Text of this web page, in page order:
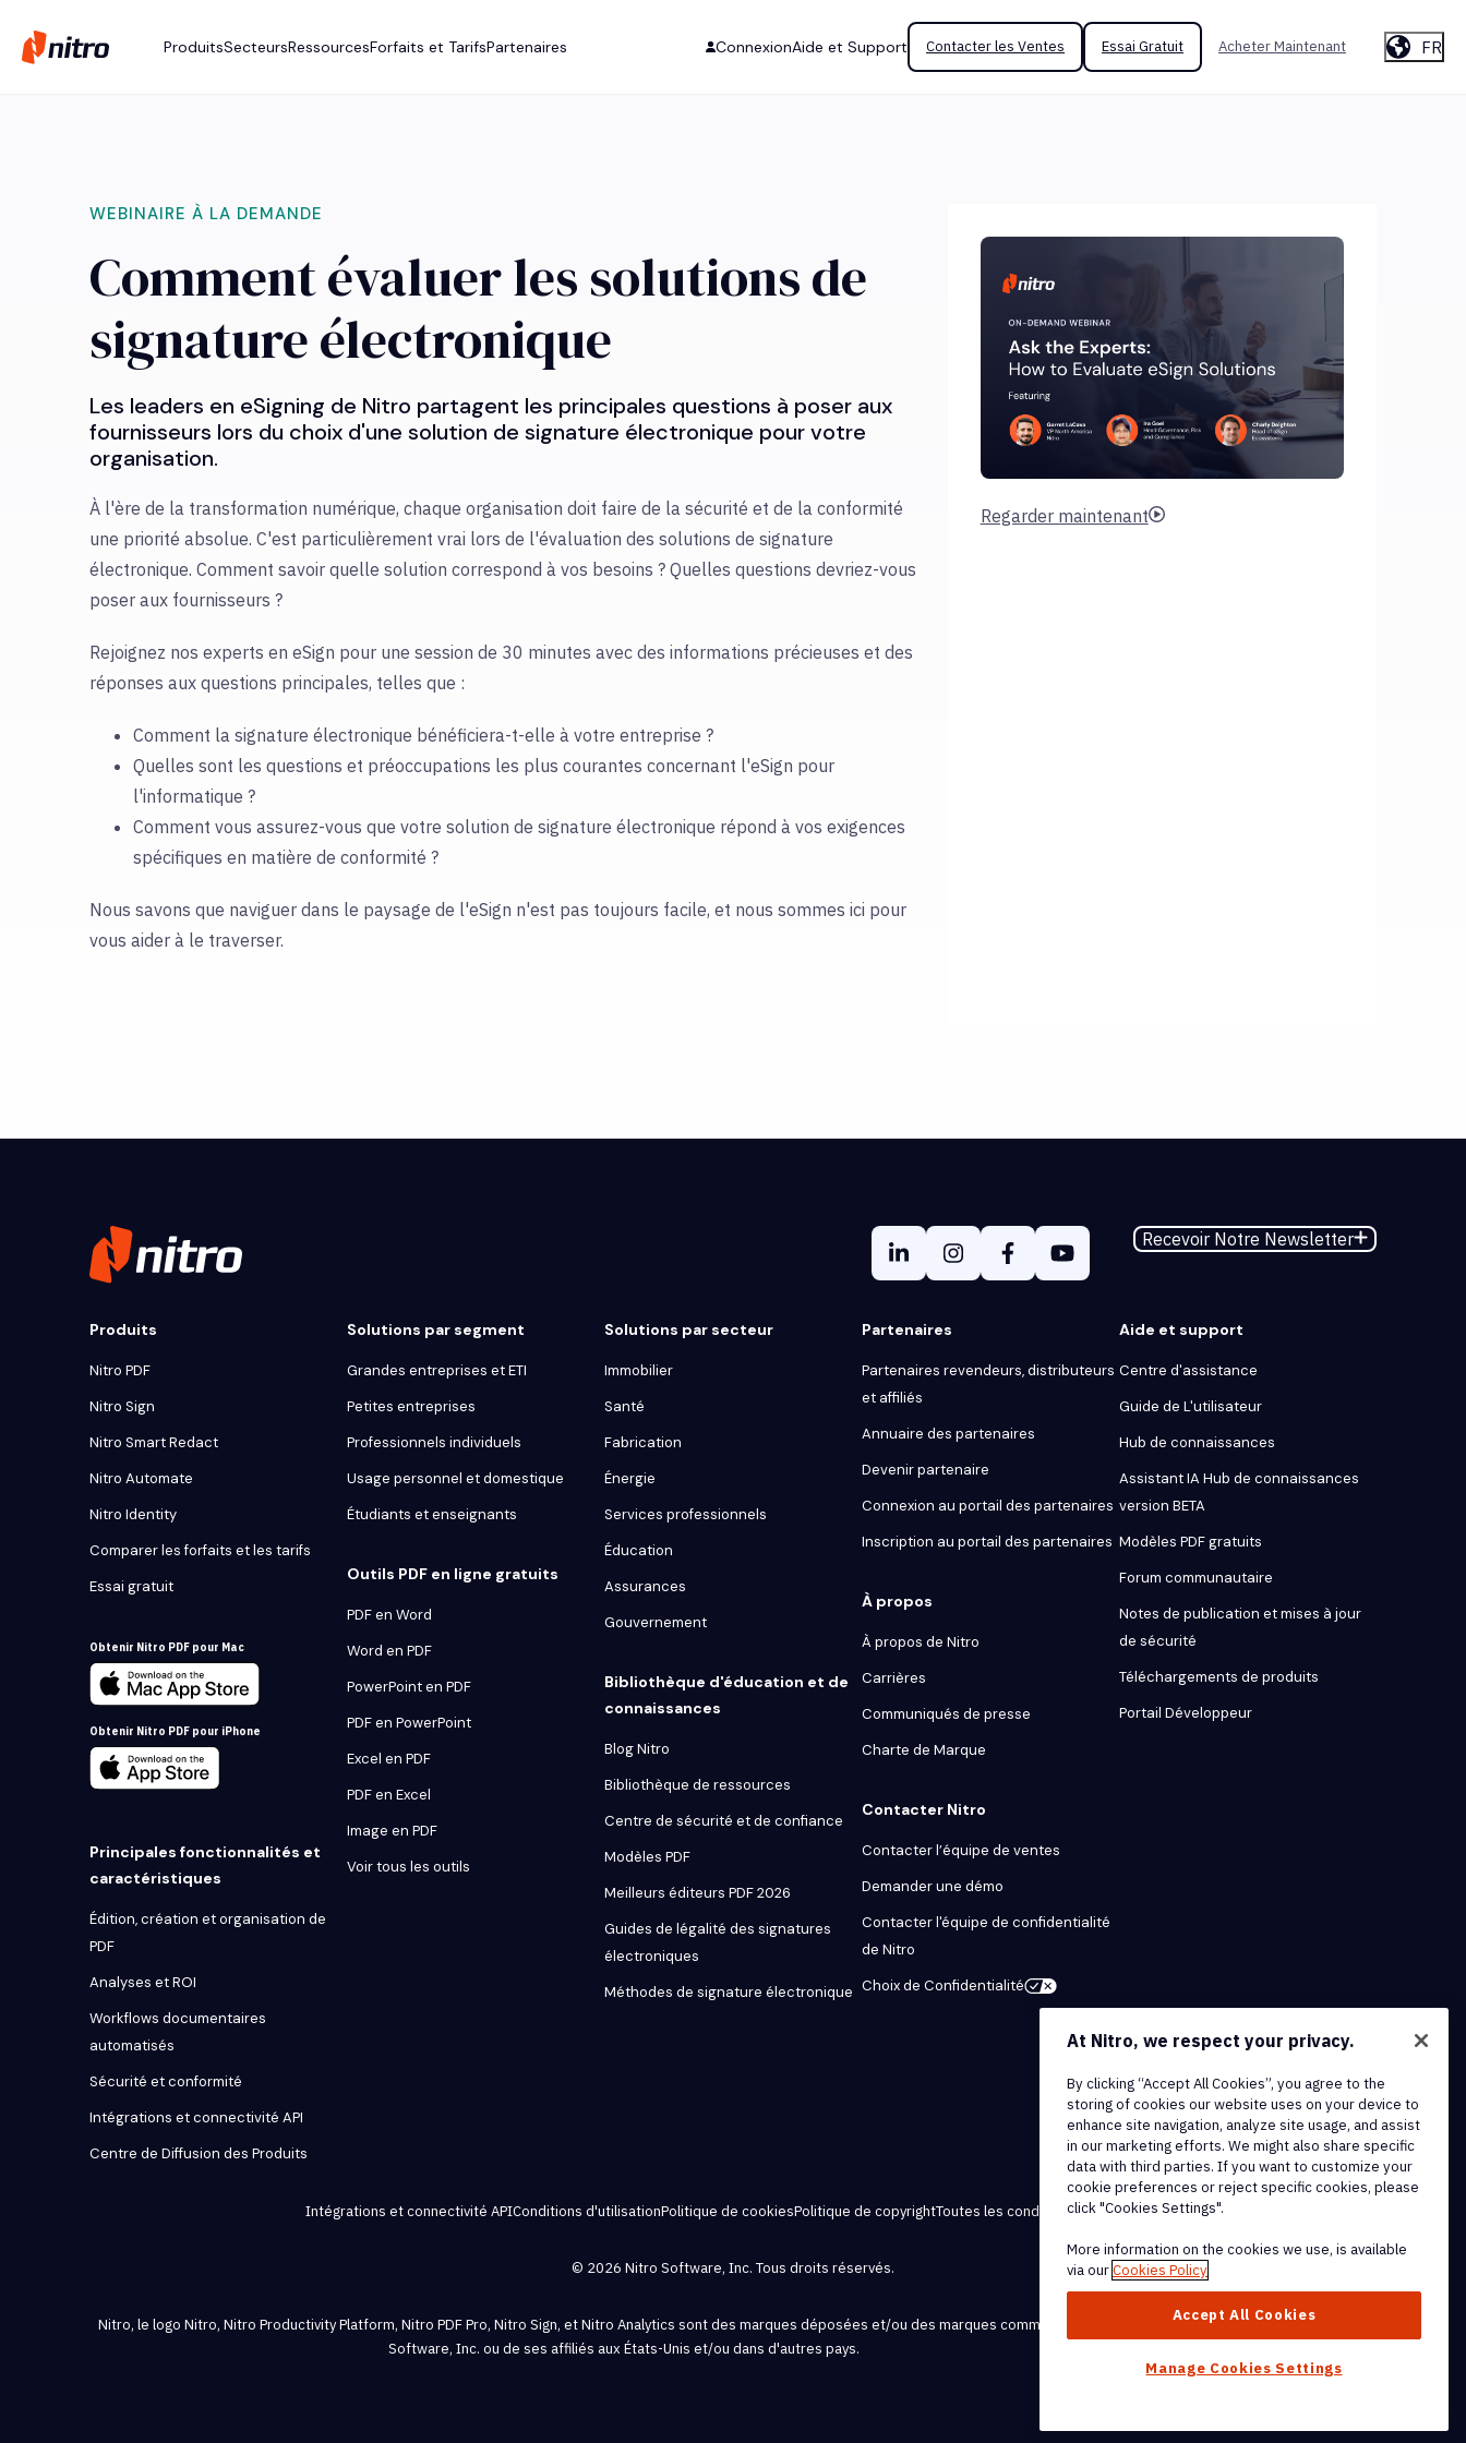
ProduitsSecteursRessourcesForfaits et TarifsPartenaires ConnexionAide et Support Contacter les Ventes Essai Gratuit Acheter Maintenant FR
WEBINAIRE À LA DEMANDE
Comment évaluer les solutions de
signature électronique
Les leaders en eSigning de Nitro partagent les principales questions à poser aux
fournisseurs lors du choix d'une solution de signature électronique pour votre
organisation.
À l'ère de la transformation numérique, chaque organisation doit faire de la sécurité et de la conformité
une priorité absolue. C'est particulièrement vrai lors de l'évaluation des solutions de signature
électronique. Comment savoir quelle solution correspond à vos besoins ? Quelles questions devriez-vous
poser aux fournisseurs ?
Rejoignez nos experts en eSign pour une session de 30 minutes avec des informations précieuses et des
réponses aux questions principales, telles que :
Comment la signature électronique bénéficiera-t-elle à votre entreprise ?
Quelles sont les questions et préoccupations les plus courantes concernant l'eSign pour
l'informatique ?
Comment vous assurez-vous que votre solution de signature électronique répond à vos exigences
spécifiques en matière de conformité ?
Nous savons que naviguer dans le paysage de l'eSign n'est pas toujours facile, et nous sommes ici pour
vous aider à le traverser.
Regarder maintenant
Recevoir Notre Newsletter
Produits
Nitro PDF
Nitro Sign
Nitro Smart Redact
Nitro Automate
Nitro Identity
Comparer les forfaits et les tarifs
Essai gratuit
Obtenir Nitro PDF pour Mac
Obtenir Nitro PDF pour iPhone
Principales fonctionnalités et
caractéristiques
Édition, création et organisation de
PDF
Analyses et ROI
Workflows documentaires
automatisés
Sécurité et conformité
Intégrations et connectivité API
Centre de Diffusion des Produits
Solutions par segment
Grandes entreprises et ETI
Petites entreprises
Professionnels individuels
Usage personnel et domestique
Étudiants et enseignants
Outils PDF en ligne gratuits
PDF en Word
Word en PDF
PowerPoint en PDF
PDF en PowerPoint
Excel en PDF
PDF en Excel
Image en PDF
Voir tous les outils
Solutions par secteur
Immobilier
Santé
Fabrication
Énergie
Services professionnels
Éducation
Assurances
Gouvernement
Bibliothèque d'éducation et de
connaissances
Blog Nitro
Bibliothèque de ressources
Centre de sécurité et de confiance
Modèles PDF
Meilleurs éditeurs PDF 2026
Guides de légalité des signatures
électroniques
Méthodes de signature électronique
Partenaires
Partenaires revendeurs, distributeurs
et affiliés
Annuaire des partenaires
Devenir partenaire
Connexion au portail des partenaires
Inscription au portail des partenaires
À propos
À propos de Nitro
Carrières
Communiqués de presse
Charte de Marque
Contacter Nitro
Contacter l’équipe de ventes
Demander une démo
Contacter l'équipe de confidentialité
de Nitro
Choix de Confidentialité
Aide et support
Centre d'assistance
Guide de L'utilisateur
Hub de connaissances
Assistant IA Hub de connaissances
version BETA
Modèles PDF gratuits
Forum communautaire
Notes de publication et mises à jour
de sécurité
Téléchargements de produits
Portail Développeur
Intégrations et connectivité APIConditions d'utilisationPolitique de cookiesPolitique de copyrightToutes les conditions et politiques
© 2026 Nitro Software, Inc. Tous droits réservés.
Nitro, le logo Nitro, Nitro Productivity Platform, Nitro PDF Pro, Nitro Sign, et Nitro Analytics sont des marques déposées et/ou des marques commerciales de Nitro
Software, Inc. ou de ses affiliés aux États-Unis et/ou dans d'autres pays.
At Nitro, we respect your privacy.
By clicking “Accept All Cookies”, you agree to the
storing of cookies our website uses on your device to
enhance site navigation, analyze site usage, and assist
in our marketing efforts. We might also share specific
data with third parties. If you want to customize your
cookie preferences or reject specific cookies, please
click "Cookies Settings".
More information on the cookies we use, is available
via ourCookies Policy
Accept All Cookies
Manage Cookies Settings